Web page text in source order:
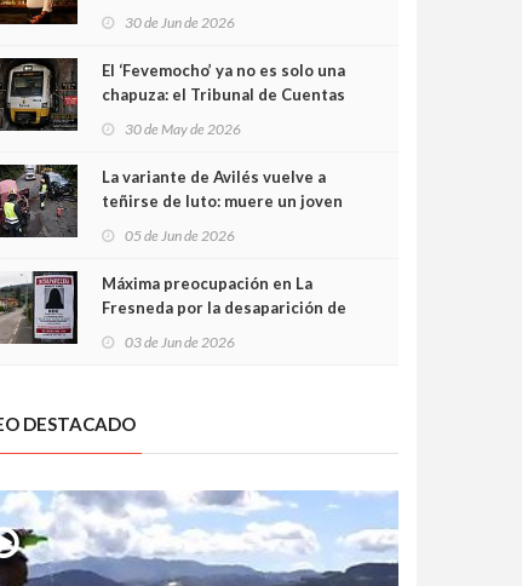
30 de Jun de 2026
El ‘Fevemocho’ ya no es solo una
chapuza: el Tribunal de Cuentas
sobrecoste de los trenes que no
cabían por los túneles
30 de May de 2026
La variante de Avilés vuelve a
teñirse de luto: muere un joven
05 de Jun de 2026
Máxima preocupación en La
Fresneda por la desaparición de
03 de Jun de 2026
DESTACADO